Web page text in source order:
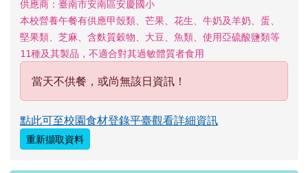
供應商：臺南市安南區安慶國小
本校營養午餐有供應甲殼類、芒果、花生、牛奶及羊奶、蛋、
堅果類、芝麻、含麩質穀物、大豆、魚類、使用亞硫酸鹽類等
11種及其製品，不適合對其過敏體質者食用
當天不供餐，或尚無該日資訊！
點此可至校園食材登錄平臺觀看詳細資訊
重新擷取資料